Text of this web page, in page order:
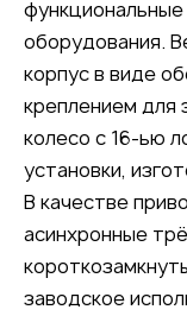
оборудования.
корпус в виде
креплением для
колесо с 16-ью
установки,
В качестве
асинхронные
заводское